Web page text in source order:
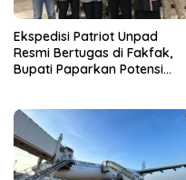
Ekspedisi Patriot Unpad
Resmi Bertugas di Fakfak,
Bupati Paparkan Potensi